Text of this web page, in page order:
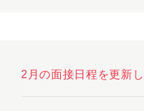
2月の面接日程を更新